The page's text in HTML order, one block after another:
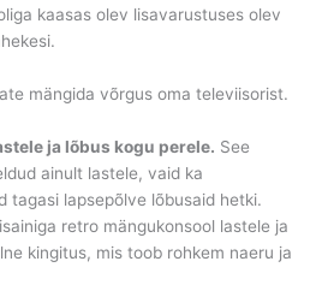
kaasas olev lisavarustuses olev
mängida võrgus oma televiisorist.
ja lõbus kogu perele. See
ainult lastele, vaid ka
tagasi lapsepõlve lõbusaid hetki.
retro mängukonsool lastele ja
kingitus, mis toob rohkem naeru ja